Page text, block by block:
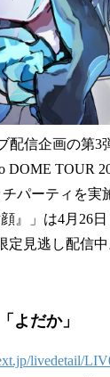
配信企画の第3
DOME TOUR
パーティを
』」は4月26
定見逃し配信中
よだか」
livedetail/